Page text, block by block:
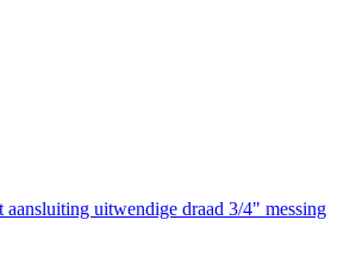
uitwendige draad 3/4" messing